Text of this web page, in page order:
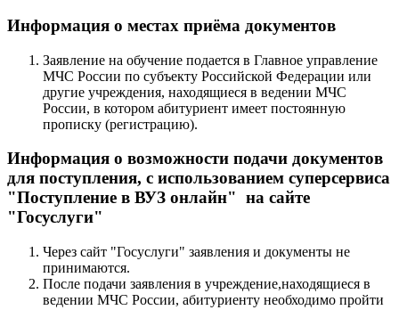
Информация о местах приёма документов
Заявление на обучение подается в Главное управление
МЧС России по субъекту Российской Федерации или
другие учреждения, находящиеся в ведении МЧС
России, в котором абитуриент имеет постоянную
прописку (регистрацию).
Информация о возможности подачи документов
для поступления, с использованием суперсервиса
"Поступление в ВУЗ онлайн" на сайте
"Госуслуги"
Через сайт "Госуслуги" заявления и документы не
принимаются.
После подачи заявления в учреждение,находящиеся в
ведении МЧС России, абитуриенту необходимо пройти